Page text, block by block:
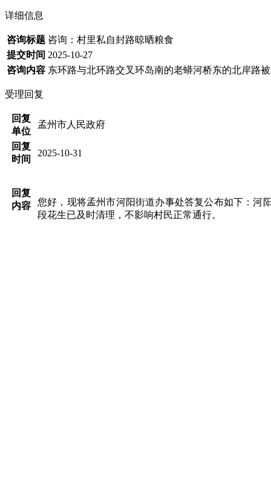
详细信息
咨询标题 咨询：村里私自封路晾晒粮食
提交时间 2025-10-27
咨询内容 东环路与北环路交叉环岛南的老蟒河桥东的北岸路
受理回复
回复
单位
孟州市人民政府
回复
时间
2025-10-31
回复
内容
您好，现将孟州市河阳街道办事处答复公布如下：河
段花生已及时清理，不影响村民正常通行。